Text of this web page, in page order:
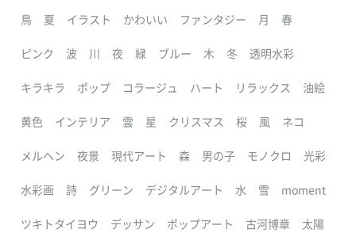
鳥 夏 イラスト かわいい ファンタジー 月 春
ピンク 波 川 夜 緑 ブルー 木 冬 透明水彩
キラキラ ポップ コラージュ ハート リラックス 油絵
黄色 インテリア 雲 星 クリスマス 桜 風 ネコ
メルヘン 夜景 現代アート 森 男の子 モノクロ 光彩
水彩画 詩 グリーン デジタルアート 水 雪 moment
ツキトタイヨウ デッサン ポップアート 古河博章 太陽